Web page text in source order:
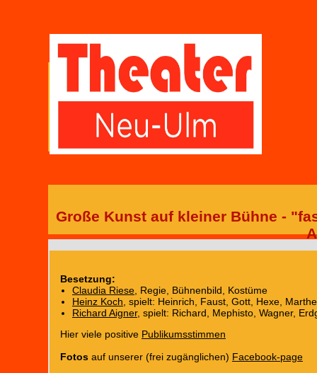
Große Kunst auf kleiner Bühne -
Besetzung:
Claudia Riese , Regie, Bühnenbild, Kostüme
Heinz Koch , spielt: Heinrich, Faust, Gott, Hexe,
Richard Aigner, spielt: Richard, Mephisto, Wagner,
Hier viele positive Publikumsstimmen
Fotos auf unserer (frei zugänglichen) Facebook-page